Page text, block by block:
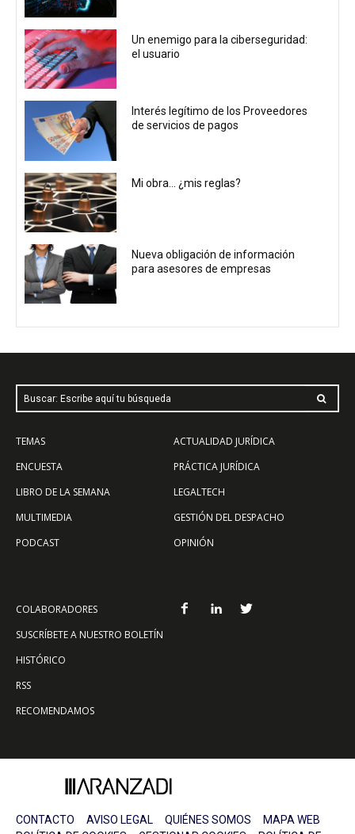
Un enemigo para la ciberseguridad:
el usuario
Interés legítimo de los Proveedores
de servicios de pagos
Mi obra… ¿mis reglas?
Nueva obligación de información
para asesores de empresas
Buscar: Escribe aquí tu búsqueda
TEMAS
ENCUESTA
LIBRO DE LA SEMANA
MULTIMEDIA
PODCAST
ACTUALIDAD JURÍDICA
PRÁCTICA JURÍDICA
LEGALTECH
GESTIÓN DEL DESPACHO
OPINIÓN
COLABORADORES
SUSCRÍBETE A NUESTRO BOLETÍN
HISTÓRICO
RSS
RECOMENDAMOS
CONTACTO AVISO LEGAL QUIÉNES SOMOS
MAPA WEB